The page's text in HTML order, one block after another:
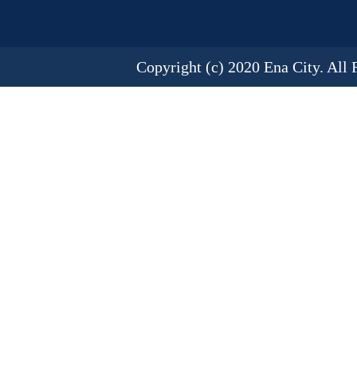
Copyright (c) 2020 Ena City. All